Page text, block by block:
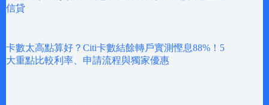
信貸
卡數太高點算好？Citi卡數結餘轉戶實測慳息88%！5
大重點比較利率、申請流程與獨家優惠